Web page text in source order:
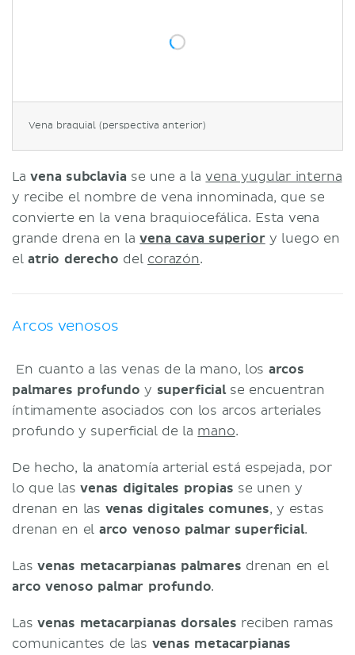
Vena braquial (perspectiva anterior)
Lavena subclavia se une a lavena yugular interna
y recibe el nombre de vena innominada, que se
convierte en la vena braquiocefálica. Esta vena
grande drena en lavena cava superiory luego en
elatrio derecho del corazón.
Arcos venosos
En cuanto a las venas de la mano, los arcos
palmares profundo y superficialse encuentran
íntimamente asociados con los arcos arteriales
profundo y superficial de la mano.
De hecho, la anatomía arterial está espejada, por
lo que lasvenas digitales propias se unen y
drenan en las venas digitales comunes, y estas
drenan en el arco venoso palmar superficial.
Las venas metacarpianas palmares drenan en el
arco venoso palmar profundo.
Las venas metacarpianas dorsales reciben ramas
comunicantes de las venas metacarpianas